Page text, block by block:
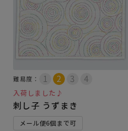
難易度：
入荷しました♪
刺し子 うずまき
メール便6個まで可